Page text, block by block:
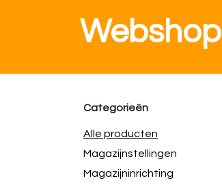
Webshop
Categorieën
Alle producten
Magazijnstellingen
Magazijninrichting